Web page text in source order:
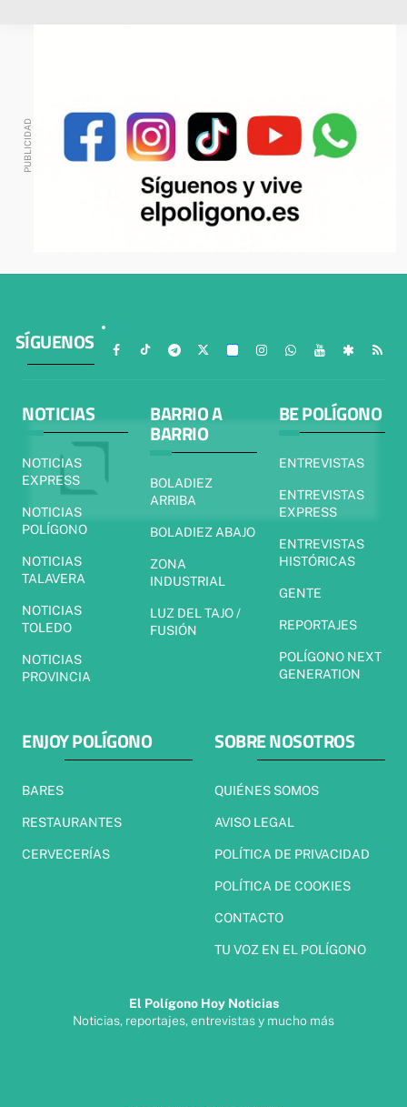
SÍGUENOS
NOTICIAS
NOTICIAS
EXPRESS
NOTICIAS
POLÍGONO
NOTICIAS
TALAVERA
NOTICIAS
TOLEDO
NOTICIAS
PROVINCIA
BARRIO A
BARRIO
BOLADIEZ
ARRIBA
BOLADIEZ ABAJO
ZONA
INDUSTRIAL
LUZ DEL TAJO /
FUSIÓN
BE POLÍGONO
ENTREVISTAS
ENTREVISTAS
EXPRESS
ENTREVISTAS
HISTÓRICAS
GENTE
REPORTAJES
POLÍGONO NEXT
GENERATION
ENJOY POLÍGONO
BARES
RESTAURANTES
CERVECERÍAS
SOBRE NOSOTROS
QUIÉNES SOMOS
AVISO LEGAL
POLÍTICA DE PRIVACIDAD
POLÍTICA DE COOKIES
CONTACTO
TU VOZ EN EL POLÍGONO
El Polígono Hoy Noticias
Noticias, reportajes, entrevistas y mucho más